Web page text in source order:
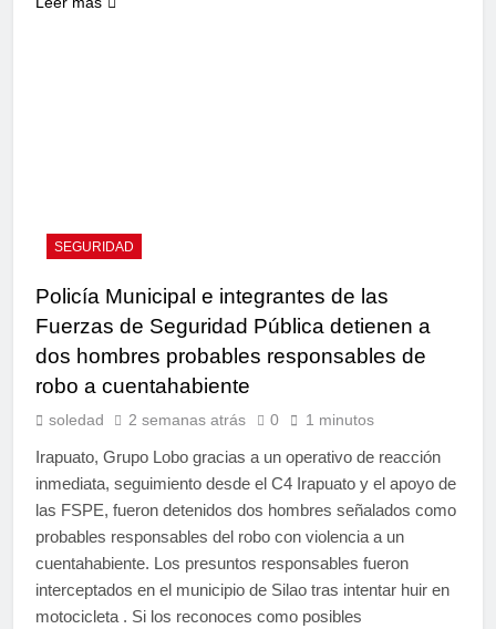
SEGURIDAD
Policía Municipal e integrantes de las
Fuerzas de Seguridad Pública detienen a
dos hombres probables responsables de
robo a cuentahabiente
soledad 2 semanas atrás 0 1 minutos
Irapuato, Grupo Lobo gracias a un operativo de reacción
inmediata, seguimiento desde el C4 Irapuato y el apoyo de
las FSPE, fueron detenidos dos hombres señalados como
probables responsables del robo con violencia a un
cuentahabiente. Los presuntos responsables fueron
interceptados en el municipio de Silao tras intentar huir en
motocicleta . Si los reconoces como posibles